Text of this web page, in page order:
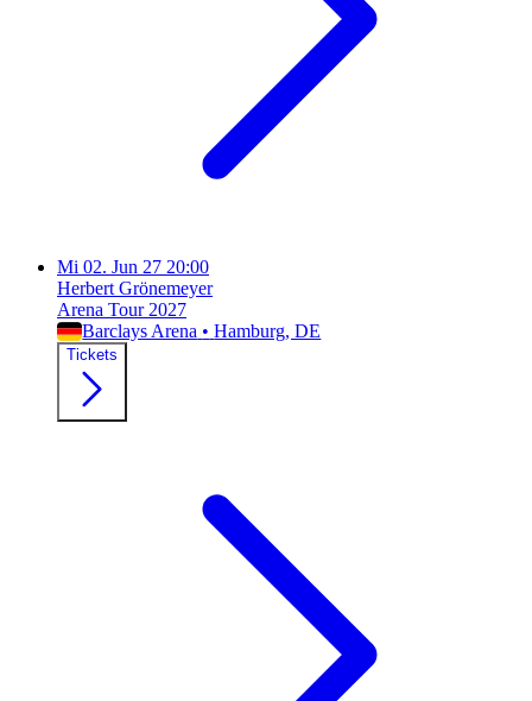
Mi 02. Jun 27 20:00
Herbert Grönemeyer
Arena Tour 2027
Barclays Arena • Hamburg, DE
Tickets